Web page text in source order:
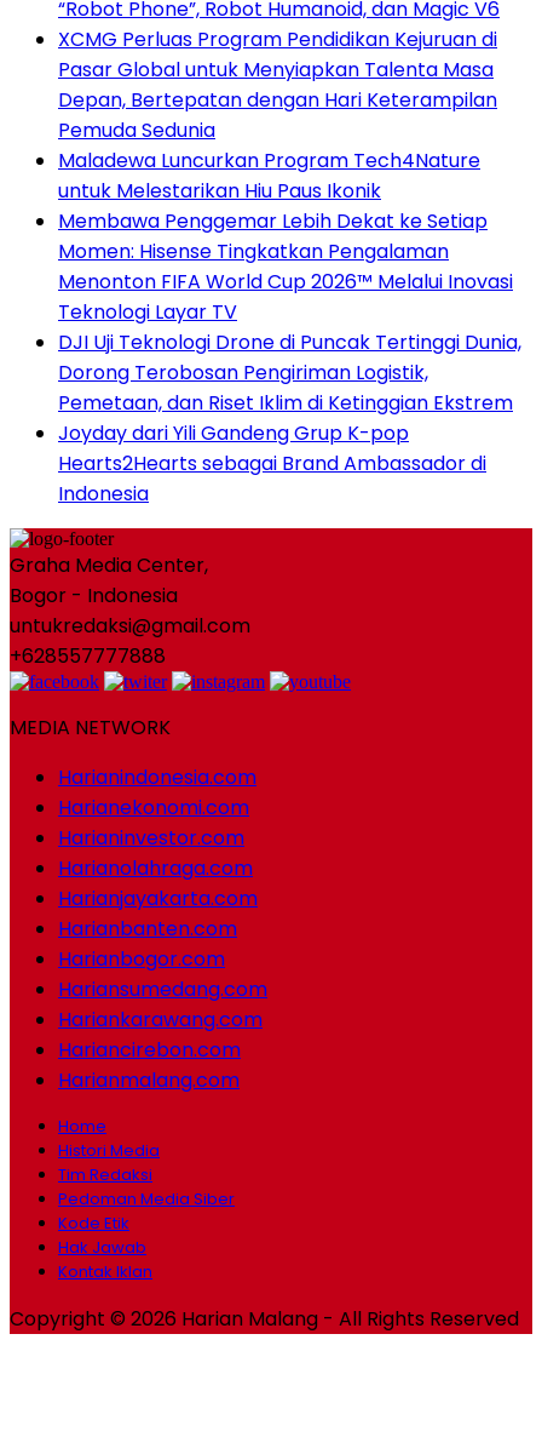
“Robot Phone”, Robot Humanoid, dan Magic V6
XCMG Perluas Program Pendidikan Kejuruan di
Pasar Global untuk Menyiapkan Talenta Masa
Depan, Bertepatan dengan Hari Keterampilan
Pemuda Sedunia
Maladewa Luncurkan Program Tech4Nature
untuk Melestarikan Hiu Paus Ikonik
Membawa Penggemar Lebih Dekat ke Setiap
Momen: Hisense Tingkatkan Pengalaman
Menonton FIFA World Cup 2026™ Melalui Inovasi
Teknologi Layar TV
DJI Uji Teknologi Drone di Puncak Tertinggi Dunia,
Dorong Terobosan Pengiriman Logistik,
Pemetaan, dan Riset Iklim di Ketinggian Ekstrem
Joyday dari Yili Gandeng Grup K-pop
Hearts2Hearts sebagai Brand Ambassador di
Indonesia
Graha Media Center,
Bogor - Indonesia
untukredaksi@gmail.com
+628557777888
MEDIA NETWORK
Harianindonesia.com
Harianekonomi.com
Harianinvestor.com
Harianolahraga.com
Harianjayakarta.com
Harianbanten.com
Harianbogor.com
Hariansumedang.com
Hariankarawang.com
Hariancirebon.com
Harianmalang.com
Home
Histori Media
Tim Redaksi
Pedoman Media Siber
Kode Etik
Hak Jawab
Kontak Iklan
Copyright © 2026 Harian Malang - All Rights Reserved